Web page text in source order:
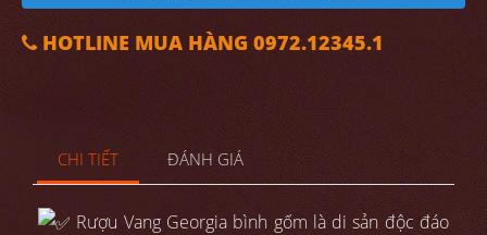
HOTLINE MUA HÀNG 0972.12345.1
CHI TIẾT ĐÁNH GIÁ
Rượu Vang Georgia bình gốm là di sản độc đáo